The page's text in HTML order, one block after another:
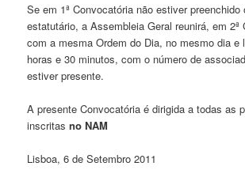
Se em 1ª Convocatória não estiver
estatutário, a Assembleia Geral reunirá, em 2ª
com a mesma Ordem do Dia, no mesmo dia e
horas e 30 minutos, com o número de
estiver presente.
A presente Convocatória é dirigida a todas as
inscritasno NAM
Lisboa, 6 de Setembro 2011